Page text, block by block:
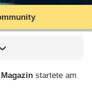
startete am